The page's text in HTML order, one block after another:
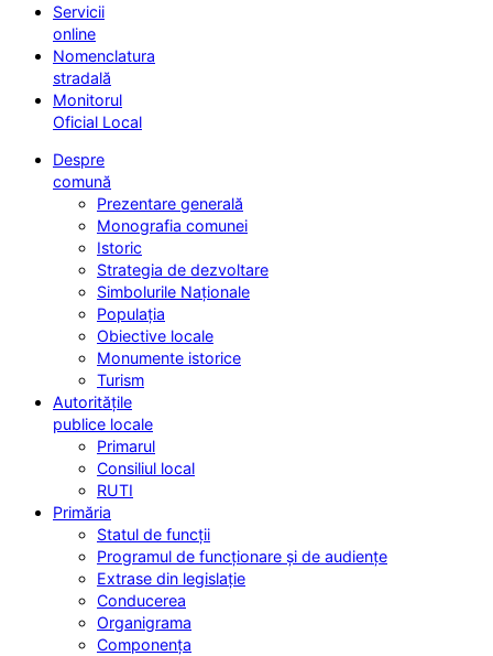
Servicii
online
Nomenclatura
stradală
Monitorul
Oficial Local
Despre
comună
Prezentare generală
Monografia comunei
Istoric
Strategia de dezvoltare
Simbolurile Naționale
Populația
Obiective locale
Monumente istorice
Turism
Autoritățile
publice locale
Primarul
Consiliul local
RUTI
Primăria
Statul de funcții
Programul de funcționare și de audiențe
Extrase din legislație
Conducerea
Organigrama
Componența